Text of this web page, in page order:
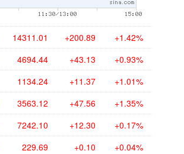
14311.01 +200.89 +1.42%
4694.44 +43.13 +0.93%
1134.24 +11.37 +1.01%
3563.12 +47.56 +1.35%
7242.10 +12.30 +0.17%
229.69 +0.10 +0.04%